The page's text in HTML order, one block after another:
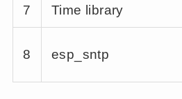
7 Time library
8 esp_sntp